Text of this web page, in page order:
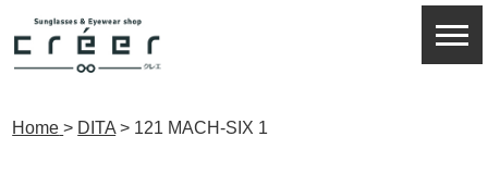
Home > DITA > 121 MACH-SIX 1